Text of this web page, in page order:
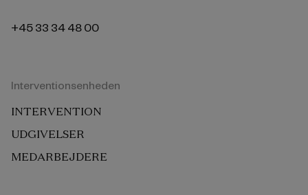
+45 33 34 48 00
Interventionsenheden
INTERVENTION
UDGIVELSER
MEDARBEJDERE